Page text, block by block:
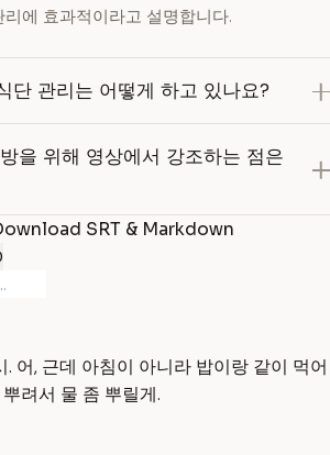
에 효과적이라고 설명합니다.
단 관리는 어떻게 하고 있나요?
을 위해 영상에서 강조하는 점은
SRT & Markdown
어, 근데 아침이 아니라 밥이랑 같이 먹어
려서 물 좀 뿌릴게.